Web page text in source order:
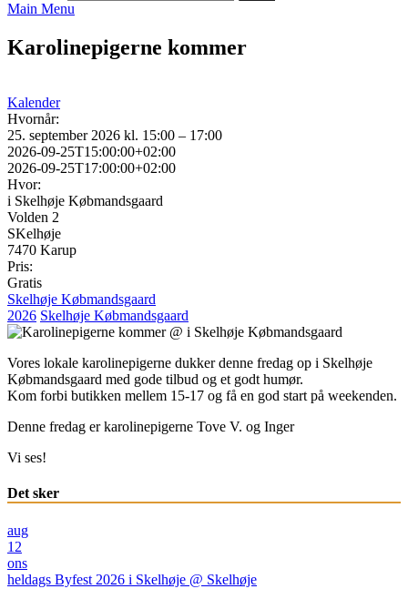
Main Menu
Karolinepigerne kommer
Kalender
Hvornår:
25. september 2026 kl. 15:00 – 17:00
2026-09-25T15:00:00+02:00
2026-09-25T17:00:00+02:00
Hvor:
i Skelhøje Købmandsgaard
Volden 2
SKelhøje
7470 Karup
Pris:
Gratis
Skelhøje Købmandsgaard
2026 Skelhøje Købmandsgaard
Vores lokale karolinepigerne dukker denne fredag op i Skelhøje
Købmandsgaard med gode tilbud og et godt humør.
Kom forbi butikken mellem 15-17 og få en god start på weekenden.
Denne fredag er karolinepigerne Tove V. og Inger
Vi ses!
Det sker
aug
12
ons
heldags Byfest 2026 i Skelhøje @ Skelhøje